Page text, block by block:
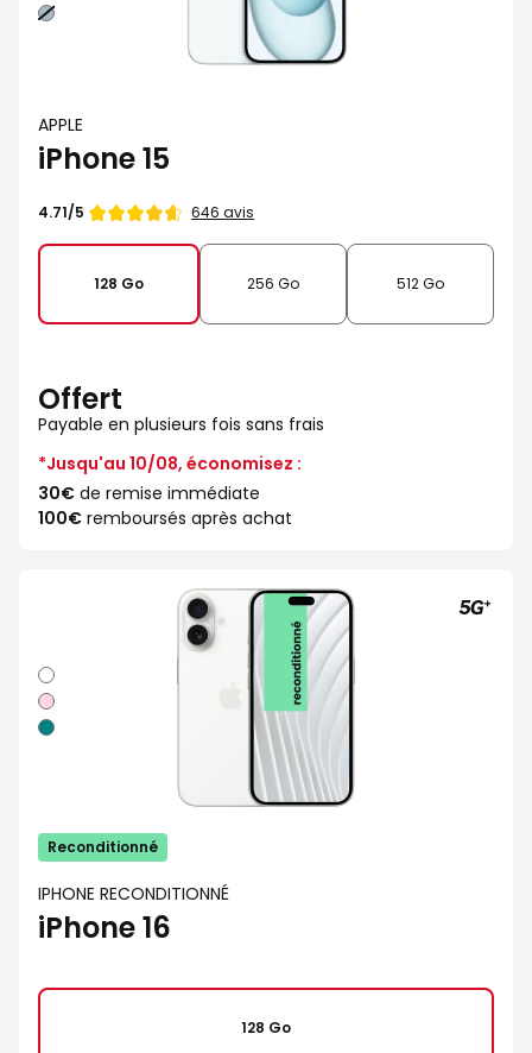
Vert
APPLE
iPhone 15
Note
4.71/5 646 avis
128 Go 256 Go 512 Go
Offert
Payable en plusieurs fois sans frais
*Jusqu'au 10/08, économisez :
30€ de remise immédiate
100€ remboursés après achat
Blanc
Rose
Sarcelle
Reconditionné
IPHONE RECONDITIONNÉ
iPhone 16
128 Go